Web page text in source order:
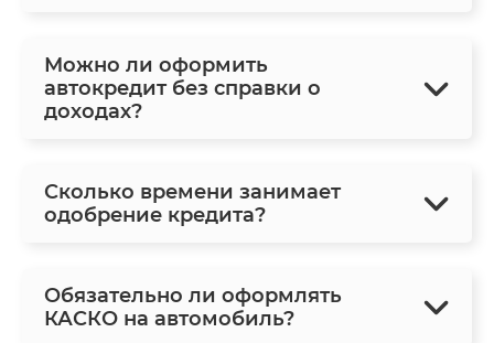
Можно ли оформить
автокредит без справки о
доходах?
Сколько времени занимает
одобрение кредита?
Обязательно ли оформлять
КАСКО на автомобиль?